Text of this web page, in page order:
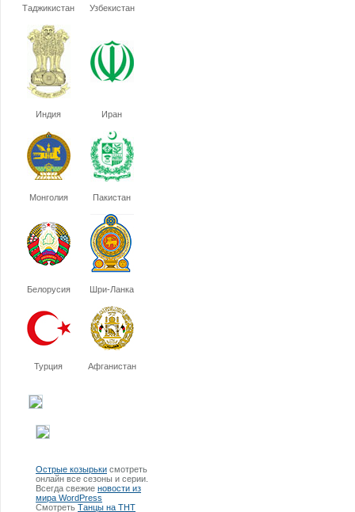
Таджикистан Узбекистан
Индия Иран
Монголия Пакистан
Белорусия Шри-Ланка
Турция Афганистан
Острые козырьки смотреть
онлайн все сезоны и серии.
Всегда свежие новости из
мира WordPress
Смотреть Танцы на ТНТ